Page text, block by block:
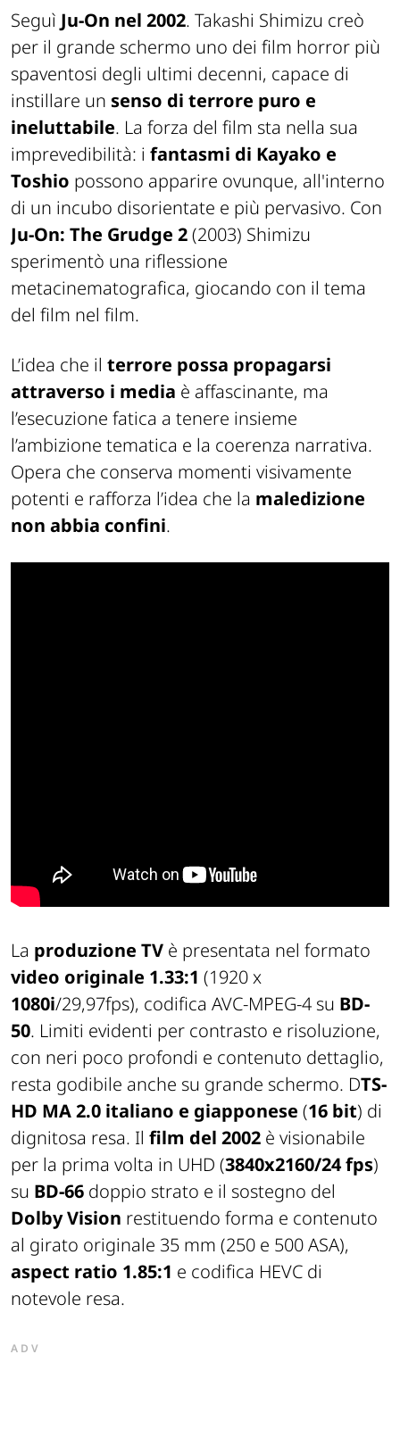
Seguì Ju-On nel 2002. Takashi Shimizu creò
per il grande schermo uno dei film horror più
spaventosi degli ultimi decenni, capace di
instillare un senso di terrore puro e
ineluttabile. La forza del film sta nella sua
imprevedibilità: i fantasmi di Kayako e
Toshio possono apparire ovunque, all'interno
di un incubo disorientate e più pervasivo. Con
Ju-On: The Grudge 2(2003) Shimizu
sperimentò una riflessione
metacinematografica, giocando con il tema
del film nel film.
L’idea che il terrore possa propagarsi
attraverso i media è affascinante, ma
l’esecuzione fatica a tenere insieme
l’ambizione tematica e la coerenza narrativa.
Opera che conserva momenti visivamente
potenti e rafforza l’idea che la maledizione
non abbia confini.
La produzione TV è presentata nel formato
video originale 1.33:1 (1920 x
1080i/29,97fps), codifica AVC-MPEG-4 su BD-
50. Limiti evidenti per contrasto e risoluzione,
con neri poco profondi e contenuto dettaglio,
resta godibile anche su grande schermo. DTS-
HD MA 2.0 italiano e giapponese (16 bit) di
dignitosa resa. Il film del 2002 è visionabile
per la prima volta in UHD (3840x2160/24 fps)
su BD-66 doppio strato e il sostegno del
Dolby Vision restituendo forma e contenuto
al girato originale 35 mm (250 e 500 ASA),
aspect ratio 1.85:1 e codifica HEVC di
notevole resa.
ADV